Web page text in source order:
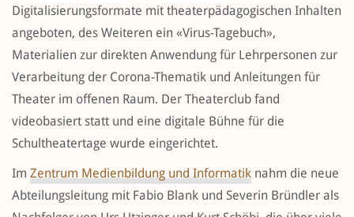
Digitalisierungsformate mit theaterpädagogischen Inhalten
angeboten, des Weiteren ein «Virus-Tagebuch»,
Materialien zur direkten Anwendung für Lehrpersonen zur
Verarbeitung der Corona-Thematik und Anleitungen für
Theater im offenen Raum. Der Theaterclub fand
videobasiert statt und eine digitale Bühne für die
Schultheatertage wurde eingerichtet.
Im Zentrum Medienbildung und Informatik nahm die neue
Abteilungsleitung mit Fabio Blank und Severin Bründler als